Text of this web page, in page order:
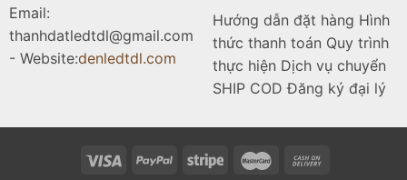
Email:
thanhdatledtdl@gmail.com
- Website:denledtdl.com
Hướng dẫn đặt hàng Hình
thức thanh toán Quy trình
thực hiện Dịch vụ chuyển
SHIP COD Đăng ký đại lý